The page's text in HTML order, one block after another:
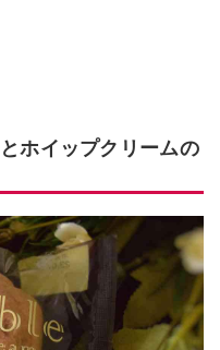
ホイップクリームの